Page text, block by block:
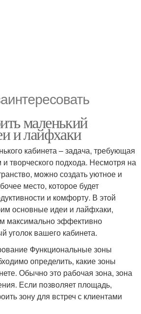
маленький
и лайфхаки
кабинета – задача, требующая
творческого подхода. Несмотря на
можно создать уютное и
место, которое будет
и комфорту. В этой
основные идеи и лайфхаки,
максимально эффективно
уголок вашего кабинета.
Функциональные зоны
определить, какие зоны
Обычно это рабочая зона, зона
Если позволяет площадь,
зону для встреч с клиентами